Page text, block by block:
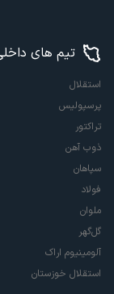
تیم های
استقلال
پرسپولیس
تراکتور
ذوب آهن
سپاهان
فولاد
ملوان
گل‌گهر
آلومینیوم اراک
استقلال خوزستان